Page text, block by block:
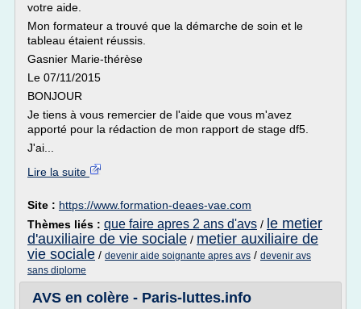
votre aide.
Mon formateur a trouvé que la démarche de soin et le
tableau étaient réussis.
Gasnier Marie-thérèse
Le 07/11/2015
BONJOUR
Je tiens à vous remercier de l'aide que vous m'avez
apporté pour la rédaction de mon rapport de stage df5.
J'ai...
Lire la suite
Site : https://www.formation-deaes-vae.com
Thèmes liés : que faire apres 2 ans d'avs / le metier
d'auxiliaire de vie sociale / metier auxiliaire de
vie sociale / devenir aide soignante apres avs / devenir avs
sans diplome
AVS en colère - Paris-luttes.info